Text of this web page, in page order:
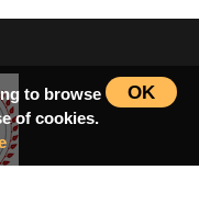
OK
to browse
of cookies.